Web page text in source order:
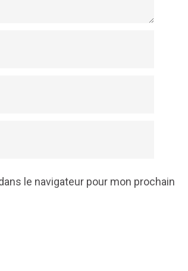
le navigateur pour mon prochain